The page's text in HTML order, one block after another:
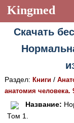
Kingmed
Учебный материал
Видеогалерея
Истории
Лекции и
Восстановить пароль
Регистрация
Скачать
Раздел: Книги/
анатомия человека.
Название:
Том 1.